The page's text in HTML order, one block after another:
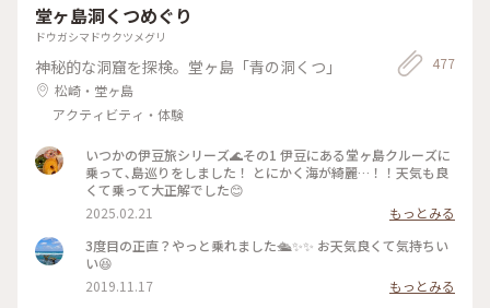
堂ヶ島洞くつめぐり
ドウガシマドウクツメグリ
神秘的な洞窟を探検。堂ヶ島「青の洞くつ」
松崎・堂ヶ島
アクティビティ・体験
477
いつかの伊豆旅シリーズ🌊その1 伊豆にある堂ヶ島クルーズに
乗って､島巡りをしました！ とにかく海が綺麗…！！天気も良
くて乗って大正解でした😊
2025.02.21
もっとみる
3度目の正直？やっと乗れました🛳✨✨ お天気良くて気持ちい
い😆
2019.11.17
もっとみる